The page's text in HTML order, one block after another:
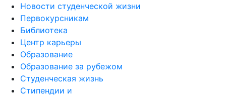
Новости студенческой жизни
Первокурсникам
Библиотека
Центр карьеры
Образование
Образование за рубежом
Студенческая жизнь
Стипендии и